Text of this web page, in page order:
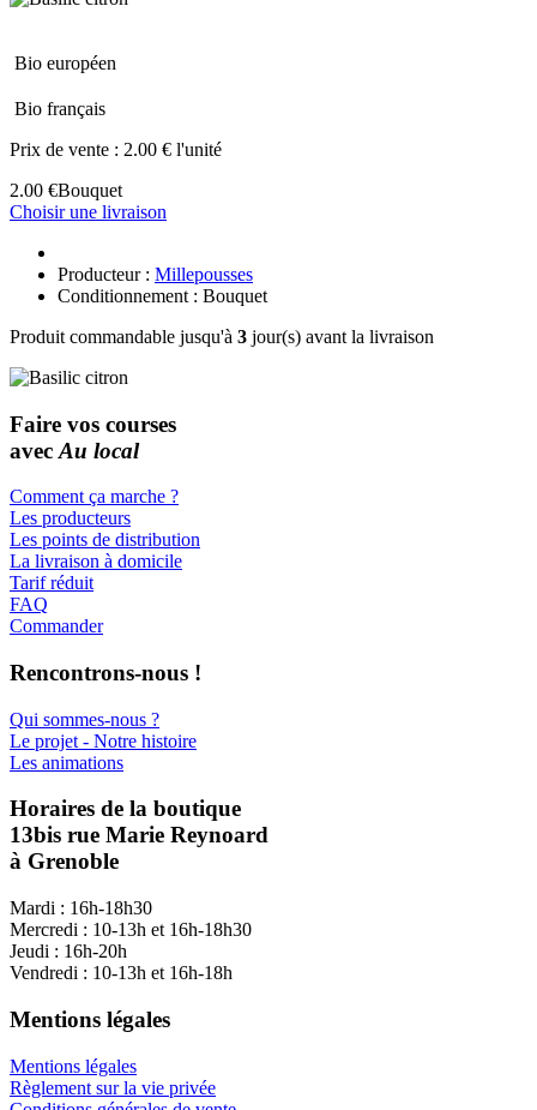
Bio européen
Bio français
Prix de vente : 2.00 € l'unité
2.00 €Bouquet
Choisir une livraison
Producteur : Millepousses
Conditionnement : Bouquet
Produit commandable jusqu'à 3 jour(s) avant la livraison
Faire vos courses
avec Au local
Comment ça marche ?
Les producteurs
Les points de distribution
La livraison à domicile
Tarif réduit
FAQ
Commander
Rencontrons-nous !
Qui sommes-nous ?
Le projet - Notre histoire
Les animations
Horaires de la boutique
13bis rue Marie Reynoard
à Grenoble
Mardi : 16h-18h30
Mercredi : 10-13h et 16h-18h30
Jeudi : 16h-20h
Vendredi : 10-13h et 16h-18h
Mentions légales
Mentions légales
Règlement sur la vie privée